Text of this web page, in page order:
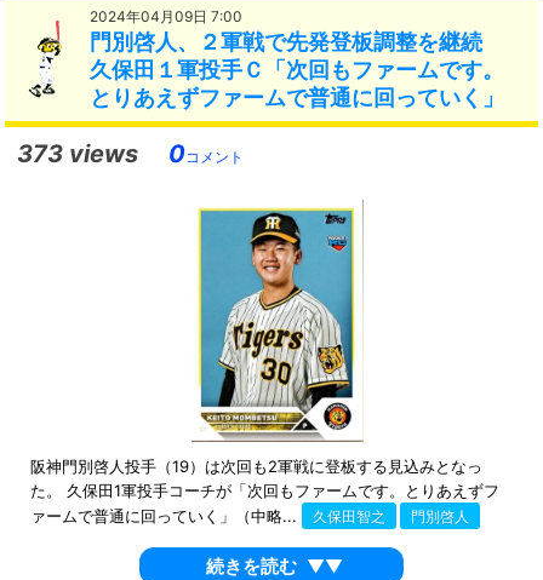
2024年04月09日 7:00
門別啓人、２軍戦で先発登板調整を継続
久保田１軍投手Ｃ「次回もファームです。
とりあえずファームで普通に回っていく」
373 views 0コメント
阪神門別啓人投手（19）は次回も2軍戦に登板する見込みとなっ
た。 久保田1軍投手コーチが「次回もファームです。とりあえずフ
ァームで普通に回っていく」（中略...
久保田智之 門別啓人
続きを読む ▼▼